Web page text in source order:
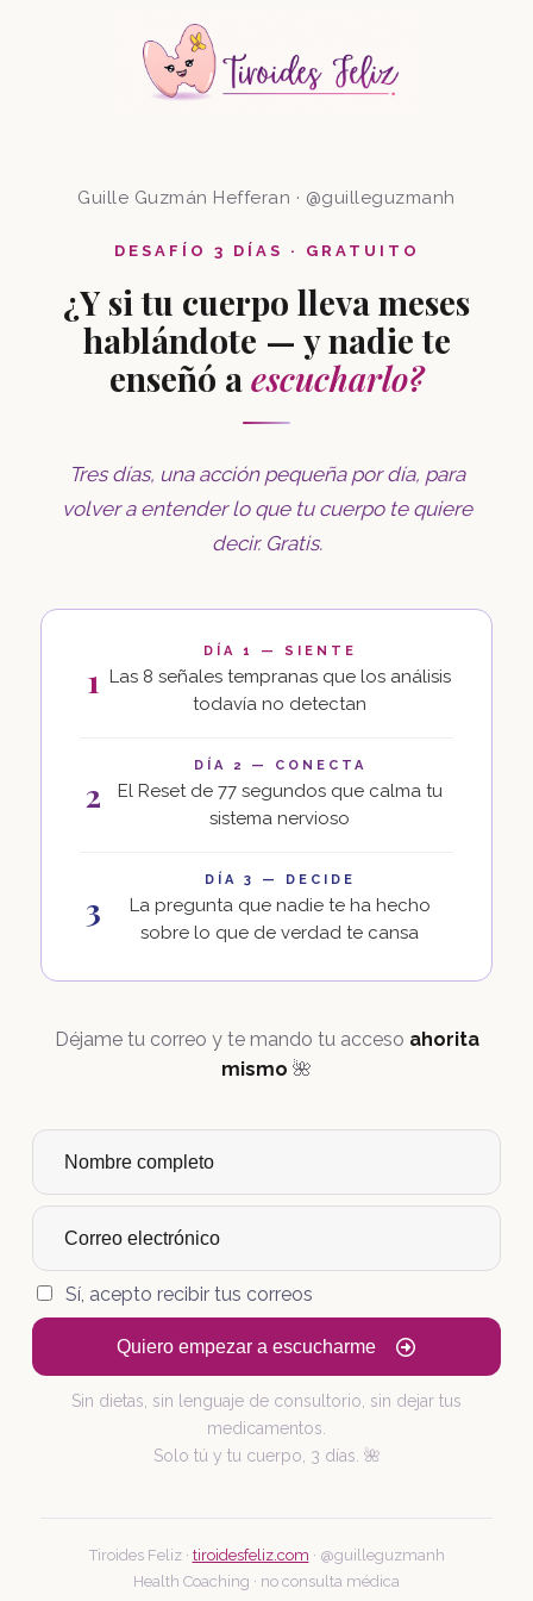
Guille Guzmán Hefferan · @guilleguzmanh
DESAFÍO 3 DÍAS · GRATUITO
¿Y si tu cuerpo lleva meses
hablándote — y nadie te
enseñó aescucharlo?
Tres días, una acción pequeña por día, para
volver a entender lo que tu cuerpo te quiere
decir. Gratis.
1
DÍA 1 — SIENTE
Las 8 señales tempranas que los análisis
todavía no detectan
2
DÍA 2 — CONECTA
El Reset de 77 segundos que calma tu
sistema nervioso
3
DÍA 3 — DECIDE
La pregunta que nadie te ha hecho
sobre lo que de verdad te cansa
Déjame tu correo y te mando tu acceso ahorita
mismo 🌺
Sí, acepto recibir tus correos
Quiero empezar a escucharme
Sin dietas, sin lenguaje de consultorio, sin dejar tus
medicamentos.
Solo tú y tu cuerpo, 3 días. 🌺
Tiroides Feliz · tiroidesfeliz.com · @guilleguzmanh
Health Coaching · no consulta médica